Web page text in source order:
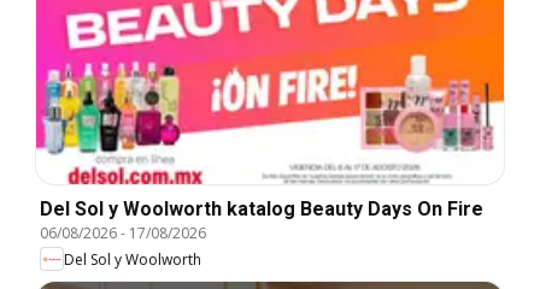
Del Sol y Woolworth katalog Beauty Days On Fire
06/08/2026- 17/08/2026
Del Sol y Woolworth